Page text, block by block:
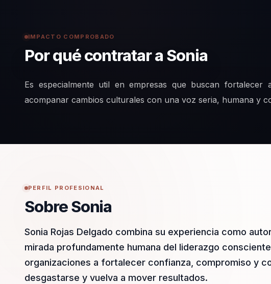
IMPACTO COMPROBADO
Por qué contratar a Sonia
Es especialmente util en empresas que buscan
acompanar cambios culturales con una voz seria, humana y
PERFIL PROFESIONAL
Sobre Sonia
Sonia Rojas Delgado combina su experiencia como
mirada profundamente humana del liderazgo
organizaciones a fortalecer confianza, compromiso y
desgastarse y vuelva a mover resultados.